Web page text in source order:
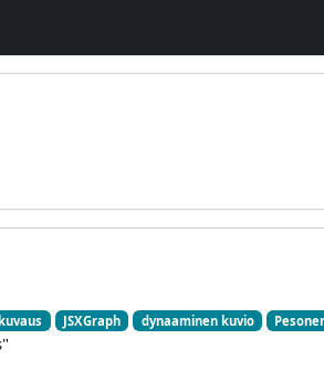
JSXGraph dynaaminen kuvio